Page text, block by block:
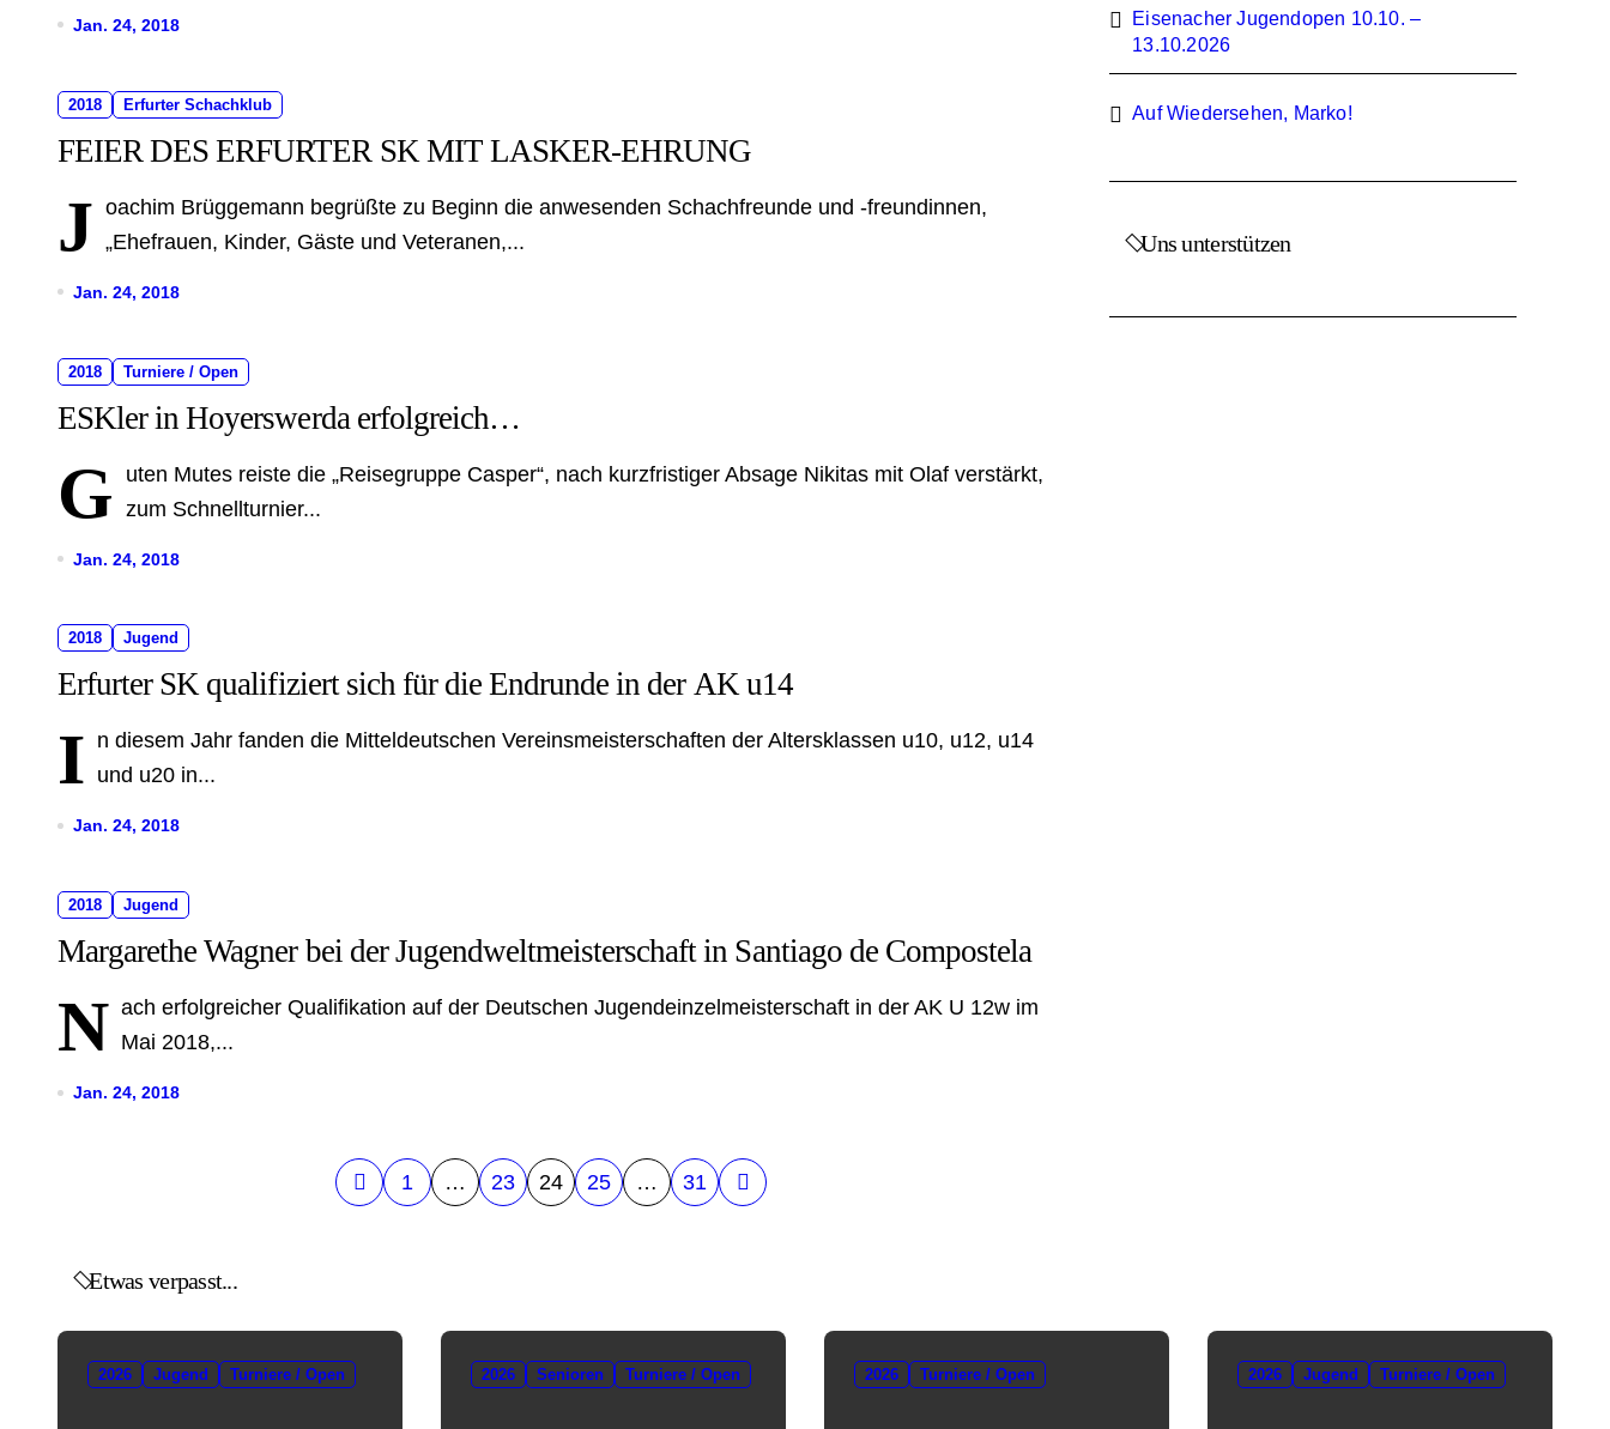
Jan. 24, 2018
2018 Erfurter Schachklub
FEIER DES ERFURTER SK MIT LASKER-EHRUNG
J oachim Brüggemann begrüßte zu Beginn die anwesenden Schachfreunde und -freundinnen,
„Ehefrauen, Kinder, Gäste und Veteranen,...
Jan. 24, 2018
2018 Turniere / Open
ESKler in Hoyerswerda erfolgreich…
G
uten Mutes reiste die „Reisegruppe Casper“, nach kurzfristiger Absage Nikitas mit Olaf verstärkt,
zum Schnellturnier...
Jan. 24, 2018
2018 Jugend
Erfurter SK qualifiziert sich für die Endrunde in der AK u14
I n diesem Jahr fanden die Mitteldeutschen Vereinsmeisterschaften der Altersklassen u10, u12, u14
und u20 in...
Jan. 24, 2018
2018 Jugend
Margarethe Wagner bei der Jugendweltmeisterschaft in Santiago de Compostela
N ach erfolgreicher Qualifikation auf der Deutschen Jugendeinzelmeisterschaft in der AK U 12w im
Mai 2018,...
Jan. 24, 2018
S
t
e
1 … 23 24 25 … 31
Eisenacher Jugendopen 10.10. –
13.10.2026
Auf Wiedersehen, Marko!
Uns unterstützen
Etwas verpasst...
2026 Jugend Turniere / Open 2026 Senioren Turniere / Open 2026 Turniere / Open 2026 Jugend Turniere / Open